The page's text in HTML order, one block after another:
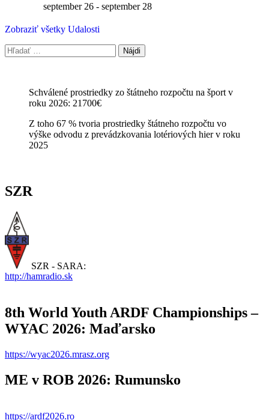
september 26 - september 28
Zobraziť všetky Udalosti
Hľadať:
Schválené prostriedky zo štátneho rozpočtu na šport v
roku 2026: 21700€
Z toho 67 % tvoria prostriedky štátneho rozpočtu vo
výške odvodu z prevádzkovania lotériových hier v roku
2025
SZR
SZR - SARA:
http://hamradio.sk
8th World Youth ARDF Championships –
WYAC 2026: Maďarsko
https://wyac2026.mrasz.org
ME v ROB 2026: Rumunsko
https://ardf2026.ro